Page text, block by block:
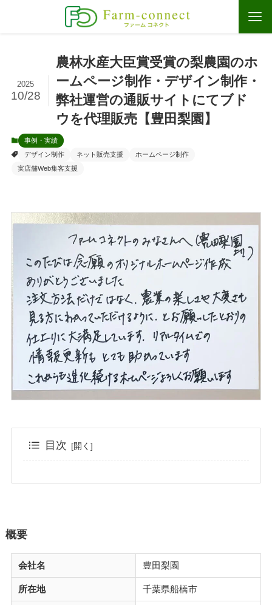
農林水産大臣賞受賞の梨農園のホ
ームページ制作・デザイン制作・
弊社運営の通販サイトにてブド
ウを代理販売【豊田梨園】
2025
10/28
事例・実績
デザイン制作
ネット販売支援
ホームページ制作
実店舗Web集客支援
目次
概要
会社名 豊田梨園
所在地 千葉県船橋市